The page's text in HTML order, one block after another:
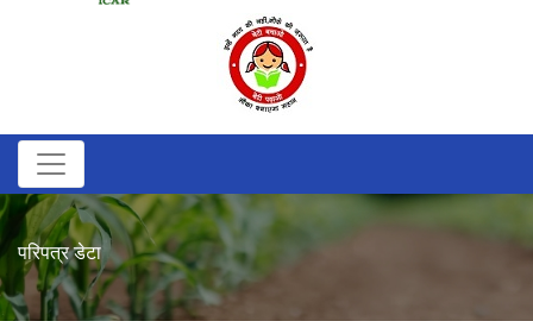
परिपत्र डेटा